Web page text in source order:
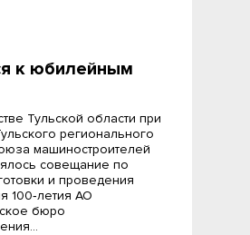
к юбилейным
Тульской области при
регионального
машиностроителей
совещание по
и проведения
100‑летия АО
бюро